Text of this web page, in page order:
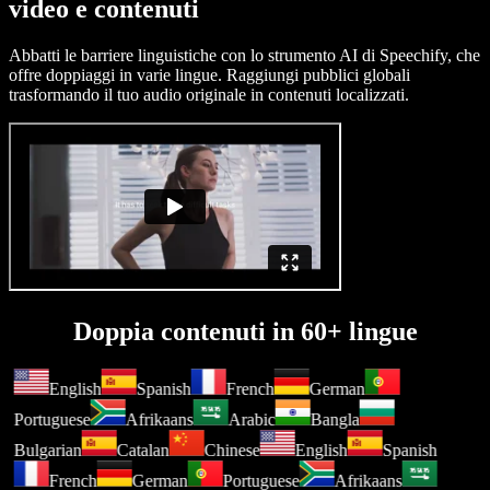
video e contenuti
Abbatti le barriere linguistiche con lo strumento AI di Speechify, che
offre doppiaggi in varie lingue. Raggiungi pubblici globali
trasformando il tuo audio originale in contenuti localizzati.
Doppia contenuti in 60+ lingue
English Spanish French
German
Portuguese
Afrikaans Arabic
Bangla
Bulgarian
Catalan Chinese English
Spanish
French
German Portuguese
Afrikaans